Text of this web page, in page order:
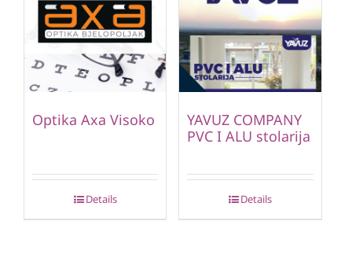
Optika Axa Visoko
Details
YAVUZ COMPANY
PVC I ALU stolarija
Details